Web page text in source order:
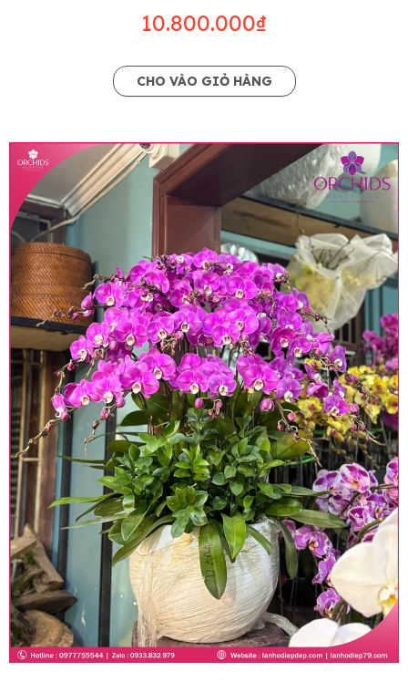
10.800.000₫
CHO VÀO GIỎ HÀNG